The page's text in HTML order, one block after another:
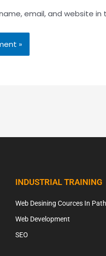
email, and website
INDUSTRIAL TRAINING
Web Desining Cources In
Web Development
SEO